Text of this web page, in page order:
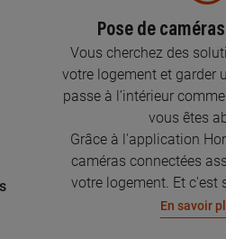
Pose de
Vous cherchez des
votre logement et garder
passe à l’intérieur
vous êtes
Grâce à l'application
caméras connectées
votre logement. Et c'est
En savoir